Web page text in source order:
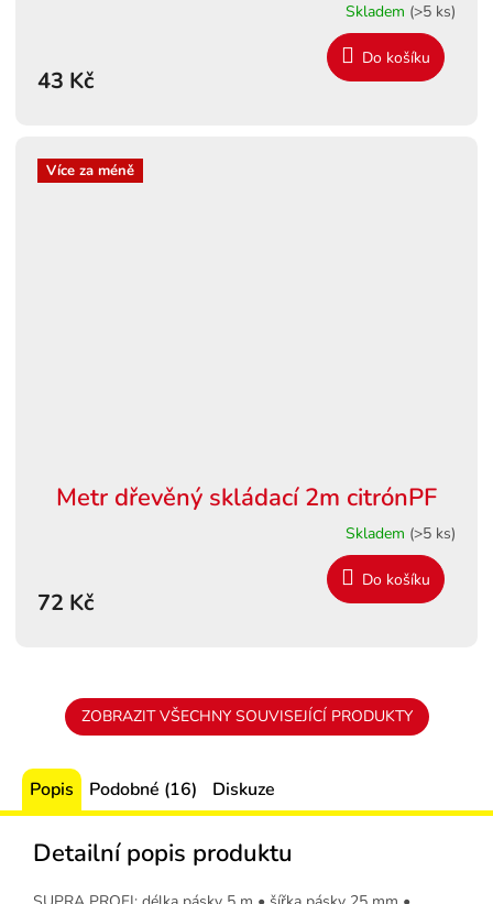
Skladem (>5 ks)
43 Kč
Do košíku
Více za méně
Metr dřevěný skládací 2m citrónPF
Skladem (>5 ks)
72 Kč
Do košíku
ZOBRAZIT VŠECHNY SOUVISEJÍCÍ PRODUKTY
Popis Podobné (16) Diskuze
Detailní popis produktu